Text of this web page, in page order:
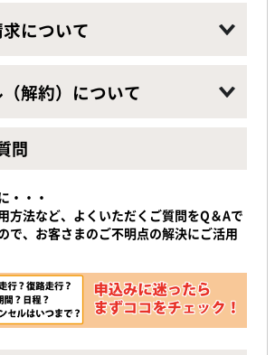
について
解約）について
問
・・・
方法など、よくいただくご質問をQ＆Aで
で、お客さまのご不明点の解決にご活用